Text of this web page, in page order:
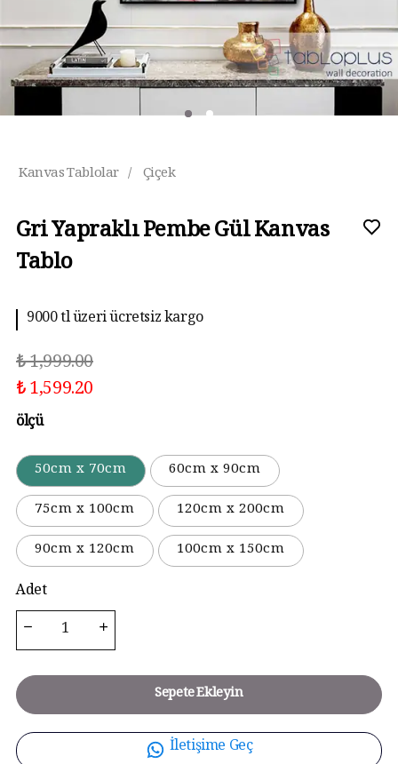
Kanvas Tablolar / Çiçek
Gri Yapraklı Pembe Gül Kanvas
Tablo
9000 tl üzeri ücretsiz kargo
₺ 1,999.00
₺ 1,599.20
ölçü
50cm x 70cm
60cm x 90cm
75cm x 100cm
120cm x 200cm
90cm x 120cm
100cm x 150cm
Adet
Sepete Ekleyin
İletişime Geç